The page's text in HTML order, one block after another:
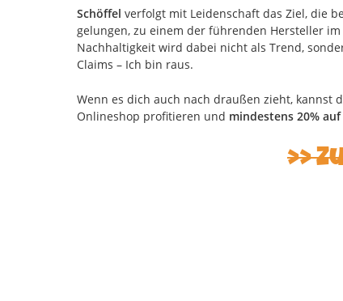
Schöffel verfolgt mit Leidenschaft das Ziel, die
gelungen, zu einem der führenden Hersteller
Nachhaltigkeit wird dabei nicht als Trend,
Claims – Ich bin raus.
Wenn es dich auch nach draußen zieht, kannst
Onlineshop profitieren und mindestens 20%